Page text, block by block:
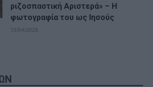
ριζοσπαστική Αριστερά» – Η
φωτογραφία του ως Ιησούς
13/04/2026